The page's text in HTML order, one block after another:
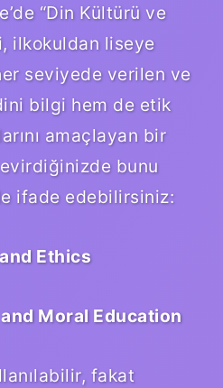
“Din Kültürü ve
ilkokuldan liseye
seviyede verilen ve
bilgi hem de etik
amaçlayan bir
bunu
ifade edebilirsiniz:
Ethics
Moral Education
fakat